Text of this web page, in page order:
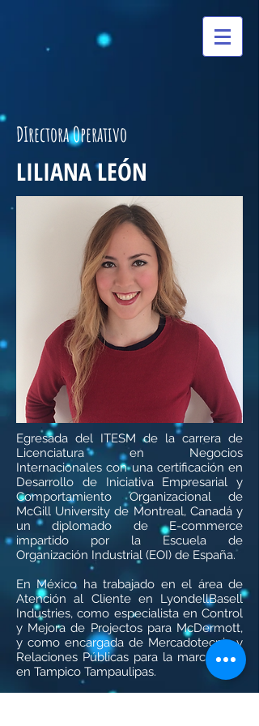
DIrectora Operativo
LILIANA LEÓN
Egresada del ITESM de la carrera de
Licenciatura en Negocios
Internacionales con una certificación en
Desarrollo de Iniciativa Empresarial y
Comportamiento Organizacional de
McGill University de Montreal, Canadá y
un diplomado de E-commerce
impartido por la Escuela de
Organización Industrial (EOI) de España.
En México ha trabajado en el área de
Atención al Cliente en LyondellBasell
Industries, como especialista en Control
y Mejora de Projectos para McDermott,
y como encargada de Mercadotecnia y
Relaciones Públicas para la marca Ford
en Tampico Tampaulipas.